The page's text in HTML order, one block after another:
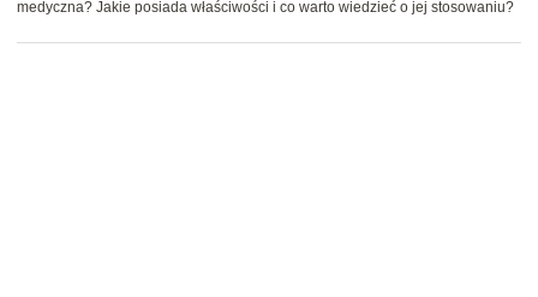
medyczna? Jakie posiada właściwości i co warto wiedzieć o jej stosowaniu?